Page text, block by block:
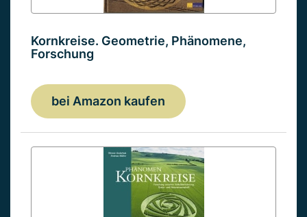
Kornkreise. Geometrie, Phänomene,
Forschung
bei Amazon kaufen